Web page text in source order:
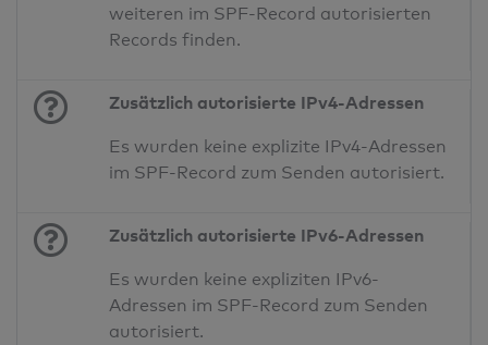
weiteren im SPF-Record autorisierten
Records finden.
Zusätzlich autorisierte IPv4-Adressen
Es wurden keine explizite IPv4-Adressen
im SPF-Record zum Senden autorisiert.
Zusätzlich autorisierte IPv6-Adressen
Es wurden keine expliziten IPv6-
Adressen im SPF-Record zum Senden
autorisiert.